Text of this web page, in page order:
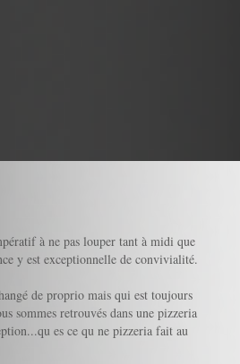
à ne pas louper tant à midi que
y est exceptionnelle de convivialité.
de proprio mais qui est toujours
sommes retrouvés dans une pizzeria
es ce qu ne pizzeria fait au